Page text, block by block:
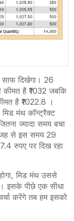
साफ दिखेगा। 26
कीमत है ₹1032 जबकि
है ₹1022.8 ।
मंथ कॉन्ट्रैक्ट
ज्यादा समय बचा
वजह से इस समय 29
.4 रुपए पर दिख रहा
मिड मंथ उससे
इसके पीछे एक सीधा
करेंगे तब हम इसको